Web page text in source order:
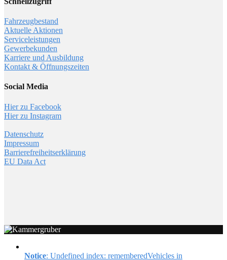
Fahrzeugbestand
Aktuelle Aktionen
Serviceleistungen
Gewerbekunden
Karriere und Ausbildung
Kontakt & Öffnungszeiten
Social Media
Hier zu Facebook
Hier zu Instagram
Datenschutz
Impressum
Barrierefreiheitserklärung
EU Data Act
Notice: Undefined index: rememberedVehicles in